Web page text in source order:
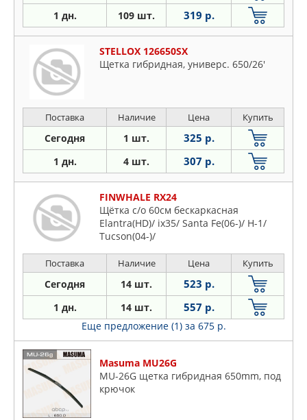
1 дн. 109 шт. 319 р.
STELLOX 126650SX
Щетка гибридная, универс. 650/26'
Поставка Наличие Цена Купить
Сегодня 1 шт. 325 р.
1 дн. 4 шт. 307 р.
FINWHALE RX24
Щётка с/о 60см бескаркасная
Elantra(HD)/ ix35/ Santa Fe(06-)/ H-1/
Tucson(04-)/
Поставка Наличие Цена Купить
Сегодня 14 шт. 523 р.
1 дн. 14 шт. 557 р.
Еще предложение (1) за 675 р.
Masuma MU26G
MU-26G щетка гибридная 650mm, под
крючок